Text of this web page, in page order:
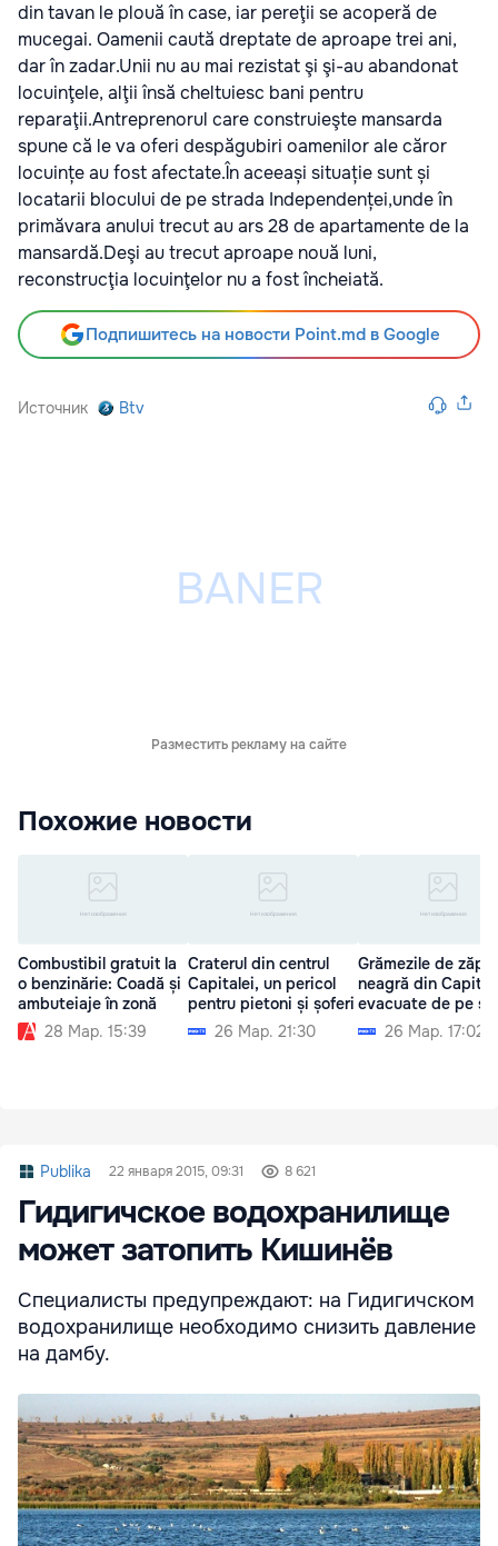
din tavan le plouă în case, iar pereţii se acoperă de
mucegai. Oamenii caută dreptate de aproape trei ani,
dar în zadar.Unii nu au mai rezistat şi şi-au abandonat
locuinţele, alţii însă cheltuiesc bani pentru
reparaţii.Antreprenorul care construieşte mansarda
spune că le va oferi despăgubiri oamenilor ale căror
locuințe au fost afectate.În aceeași situație sunt și
locatarii blocului de pe strada Independenței,unde în
primăvara anului trecut au ars 28 de apartamente de la
mansardă.Deşi au trecut aproape nouă luni,
reconstrucţia locuinţelor nu a fost încheiată.
Подпишитесь на новости Point.md в Google
Источник Btv
Разместить рекламу на сайте
Похожие новости
Combustibil gratuit la
o benzinărie: Coadă și
ambuteiaje în zonă
28 Мар. 15:39
Craterul din centrul
Capitalei, un pericol
pentru pietoni și șoferi
26 Мар. 21:30
Grămezile de
neagră din
evacuate de pe
26 Мар. 17:02
Publika 22 января 2015, 09:31 8 621
Гидигичское водохранилище
может затопить Кишинёв
Специалисты предупреждают: на Гидигичском
водохранилище необходимо снизить давление
на дамбу.